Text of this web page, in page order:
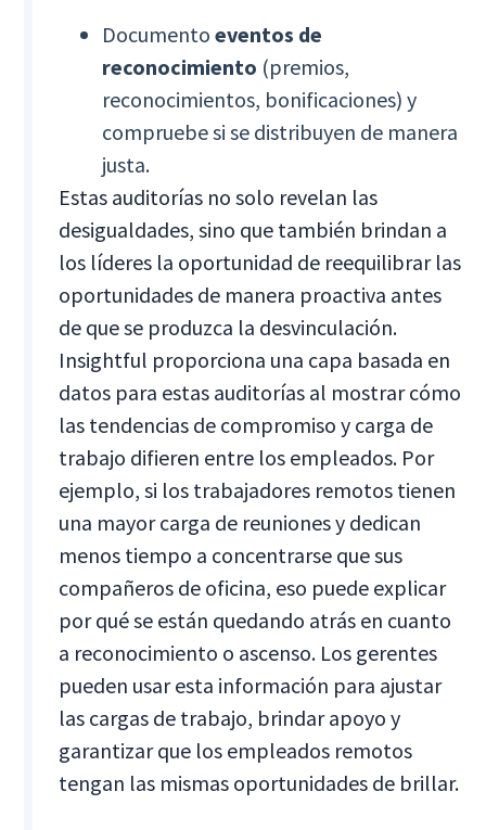
Documentoeventos de
reconocimiento (premios,
reconocimientos, bonificaciones) y
compruebe si se distribuyen de manera
justa.
Estas auditorías no solo revelan las
desigualdades, sino que también brindan a
los líderes la oportunidad de reequilibrar las
oportunidades de manera proactiva antes
de que se produzca la desvinculación.
Insightful proporciona una capa basada en
datos para estas auditorías al mostrar cómo
las tendencias de compromiso y carga de
trabajo difieren entre los empleados. Por
ejemplo, si los trabajadores remotos tienen
una mayor carga de reuniones y dedican
menos tiempo a concentrarse que sus
compañeros de oficina, eso puede explicar
por qué se están quedando atrás en cuanto
a reconocimiento o ascenso. Los gerentes
pueden usar esta información para ajustar
las cargas de trabajo, brindar apoyo y
garantizar que los empleados remotos
tengan las mismas oportunidades de brillar.